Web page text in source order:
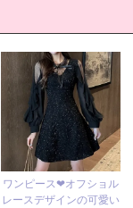
ワンピース❤オフショル
レースデザインの可愛い